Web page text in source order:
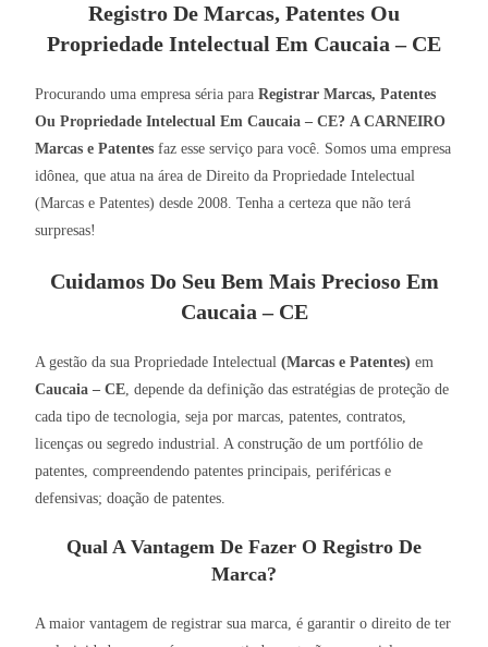
Registro De Marcas, Patentes Ou
Propriedade Intelectual Em Caucaia – CE
Procurando uma empresa séria paraRegistrar Marcas, Patentes
Ou Propriedade Intelectual Em Caucaia – CE? A CARNEIRO
Marcas e Patentes faz esse serviço para você. Somos uma empresa
idônea, que atua na área de Direito da Propriedade Intelectual
(Marcas e Patentes) desde 2008. Tenha a certeza que não terá
surpresas!
Cuidamos Do Seu Bem Mais Precioso Em
Caucaia – CE
A gestão da sua Propriedade Intelectual(Marcas e Patentes) em
Caucaia – CE, depende da definição das estratégias de proteção de
cada tipo de tecnologia, seja por marcas, patentes, contratos,
licenças ou segredo industrial. A construção de um portfólio de
patentes, compreendendo patentes principais, periféricas e
defensivas; doação de patentes.
Qual A Vantagem De Fazer O Registro De
Marca?
A maior vantagem de registrar sua marca, é garantir o direito de ter